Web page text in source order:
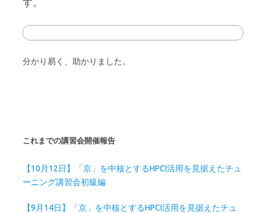
分かり易く、助かりました。
これまでの講習会開催報告
【10月12日】「京」を中核とするHPCI活用を見据えたチュ
ーニング講習会初級編
【9月14日】「京」を中核とするHPCI活用を見据えたチュ